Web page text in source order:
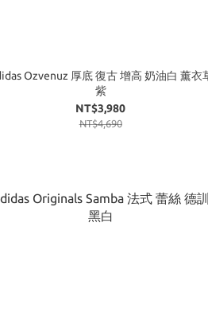
Ozvenuz 厚底 復古 增高 奶油白 薰衣
紫
NT$3,980
NT$4,690